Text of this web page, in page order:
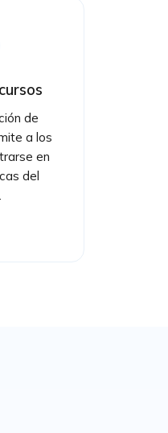
de
a los
en
del